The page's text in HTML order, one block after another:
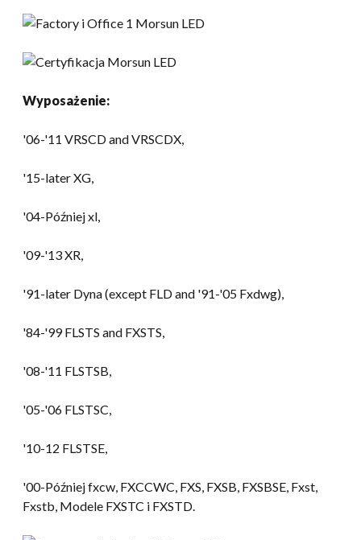
Wyposażenie:
'06-'11 VRSCD and VRSCDX
'15-later XG
'04-Później xl,
'09-'13 XR
'91-later Dyna(except FLD and '91-'05 Fxdwg),
'84-'99 FLSTS and FXSTS
'08-'11 FLSTSB
'05-'06 FLSTSC,
'10-12 FLSTSE
'00-Później fxcw, FXCCWC, FXS, FXSB, FXSBSE, Fxst,
Fxstb, Modele FXSTC i FXSTD.